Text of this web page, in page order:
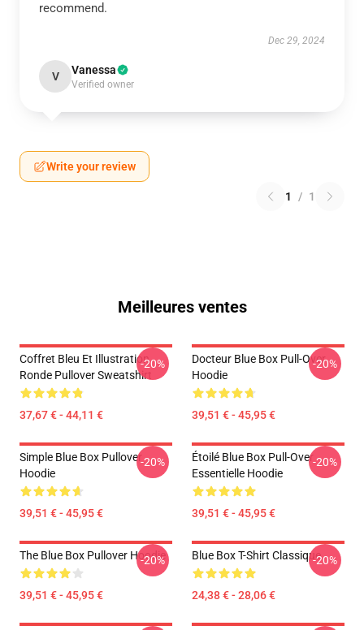
recommend.
Dec 29, 2024
V Vanessa
Verified owner
Write your review
1 / 1
Meilleures ventes
Coffret Bleu Et Illustration
Ronde Pullover Sweatshirt
37,67 € - 44,11 €
-20%
Docteur Blue Box Pull-Over
Hoodie
39,51 € - 45,95 €
-20%
Simple Blue Box Pullover
Hoodie
39,51 € - 45,95 €
-20%
Étoilé Blue Box Pull-Over
Essentielle Hoodie
39,51 € - 45,95 €
-20%
The Blue Box Pullover Hoodie
39,51 € - 45,95 €
-20% Blue Box T-Shirt Classique
24,38 € - 28,06 €
-20%